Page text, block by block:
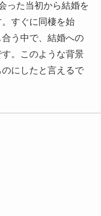
った当初から結婚を
すぐに同棲を始
う中で、結婚への
。このような背景
にしたと言えるで